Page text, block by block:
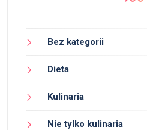
Bez kategorii
Dieta
Kulinaria
Nie tylko kulinaria